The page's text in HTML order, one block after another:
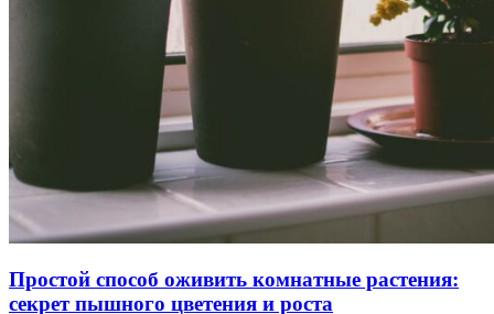
Простой способ оживить комнатные растения:
секрет пышного цветения и роста